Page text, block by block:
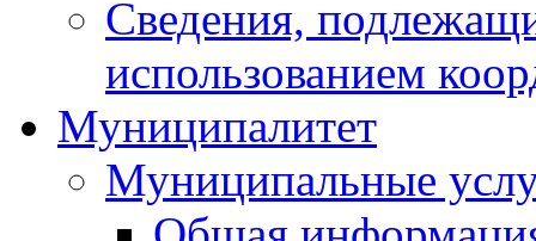
Сведения,
использованием
Муниципалитет
Муниципальные